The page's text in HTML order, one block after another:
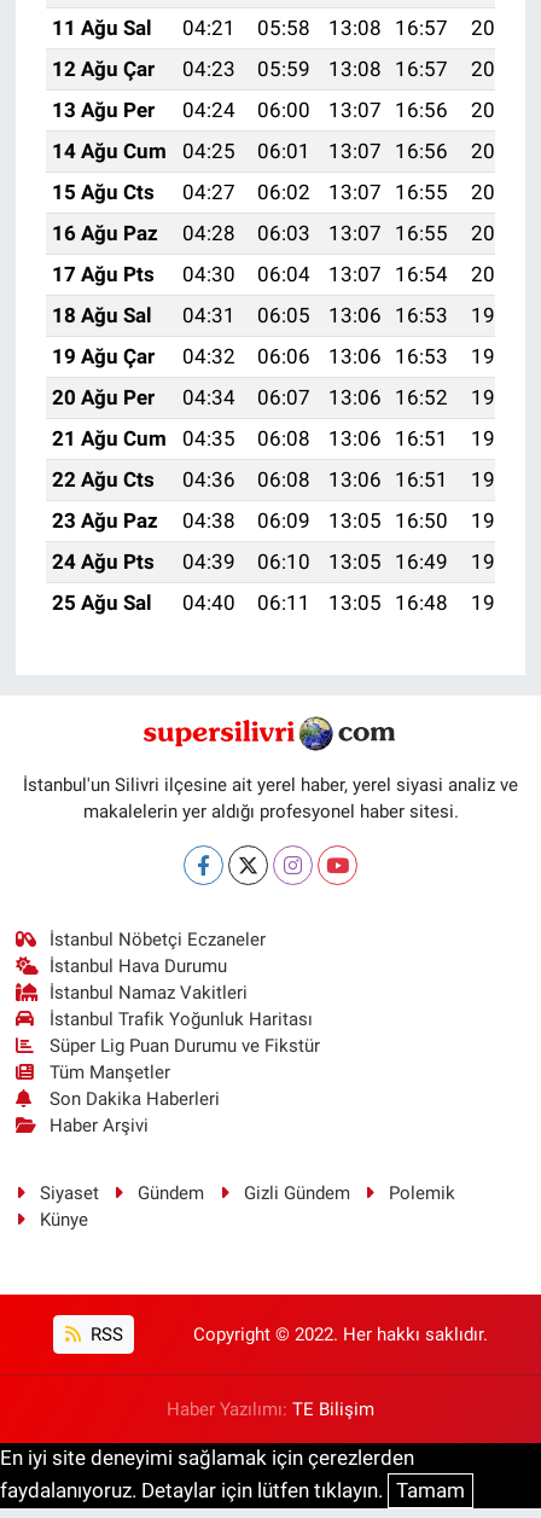
11 Ağu Sal
04:21 05:58 13:08 16:57
20:08
12 Ağu Çar
04:23 05:59 13:08 16:57
20:06
13 Ağu Per
04:24 06:00 13:07 16:56
20:05
14 Ağu Cum
04:25 06:01 13:07 16:56
20:04
15 Ağu Cts
04:27 06:02 13:07 16:55
20:02
16 Ağu Paz
04:28 06:03 13:07 16:55
20:01
17 Ağu Pts
04:30 06:04 13:07 16:54
20:00
18 Ağu Sal
04:31 06:05 13:06 16:53
19:58
19 Ağu Çar
04:32 06:06 13:06 16:53
19:57
20 Ağu Per
04:34 06:07 13:06 16:52
19:56
21 Ağu Cum
04:35 06:08 13:06 16:51
19:54
22 Ağu Cts
04:36 06:08 13:06 16:51
19:53
23 Ağu Paz
04:38 06:09 13:05 16:50
19:51
24 Ağu Pts
04:39 06:10 13:05 16:49
19:50
25 Ağu Sal
04:40 06:11 13:05 16:48 19:48
İstanbul'un Silivri ilçesine ait yerel haber, yerel siyasi analiz ve
makalelerin yer aldığı profesyonel haber sitesi.
İstanbul Nöbetçi Eczaneler
İstanbul Hava Durumu
İstanbul Namaz Vakitleri
İstanbul Trafik Yoğunluk Haritası
Süper Lig Puan Durumu ve Fikstür
Tüm Manşetler
Son Dakika Haberleri
Haber Arşivi
Siyaset Gündem Gizli Gündem
Polemik
Künye
RSS Copyright © 2022. Her hakkı saklıdır.
Haber Yazılımı: TE Bilişim
En iyi site deneyimi sağlamak için çerezlerden
faydalanıyoruz. Detaylar için lütfen tıklayın. Tamam